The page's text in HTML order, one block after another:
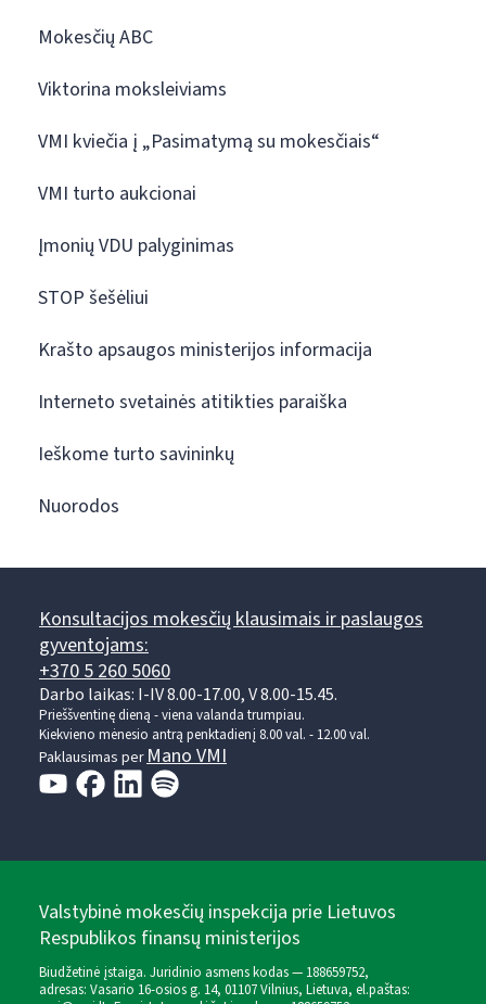
Mokesčių ABC
Viktorina moksleiviams
VMI kviečia į „Pasimatymą su mokesčiais“
VMI turto aukcionai
Įmonių VDU palyginimas
STOP šešėliui
Krašto apsaugos ministerijos informacija
Interneto svetainės atitikties paraiška
Ieškome turto savininkų
Nuorodos
Konsultacijos mokesčių klausimais ir paslaugos
gyventojams:
+370 5 260 5060
Darbo laikas: I-IV 8.00-17.00, V 8.00-15.45.
Prieššventinę dieną - viena valanda trumpiau.
Kiekvieno mėnesio antrą penktadienį 8.00 val. - 12.00 val.
Paklausimas perMano VMI
Valstybinė mokesčių inspekcija prie Lietuvos
Respublikos finansų ministerijos
Biudžetinė įstaiga. Juridinio asmens kodas — 188659752,
adresas: Vasario 16-osios g. 14, 01107 Vilnius, Lietuva, el.paštas: